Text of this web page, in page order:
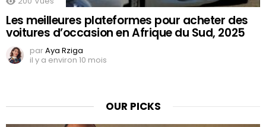
Les meilleures plateformes pour acheter des
voitures d’occasion en Afrique du Sud, 2025
parAya Rziga
il y a environ 10 mois
OUR PICKS